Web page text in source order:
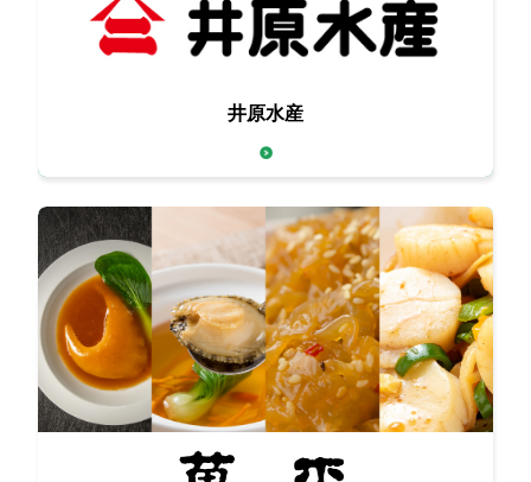
伝統を守りつつ、
時代のトレンドに合わせて進化し続けています。
井原水産